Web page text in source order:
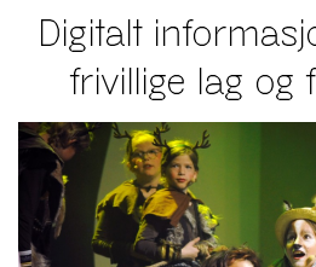
Digitalt
frivillige lag og